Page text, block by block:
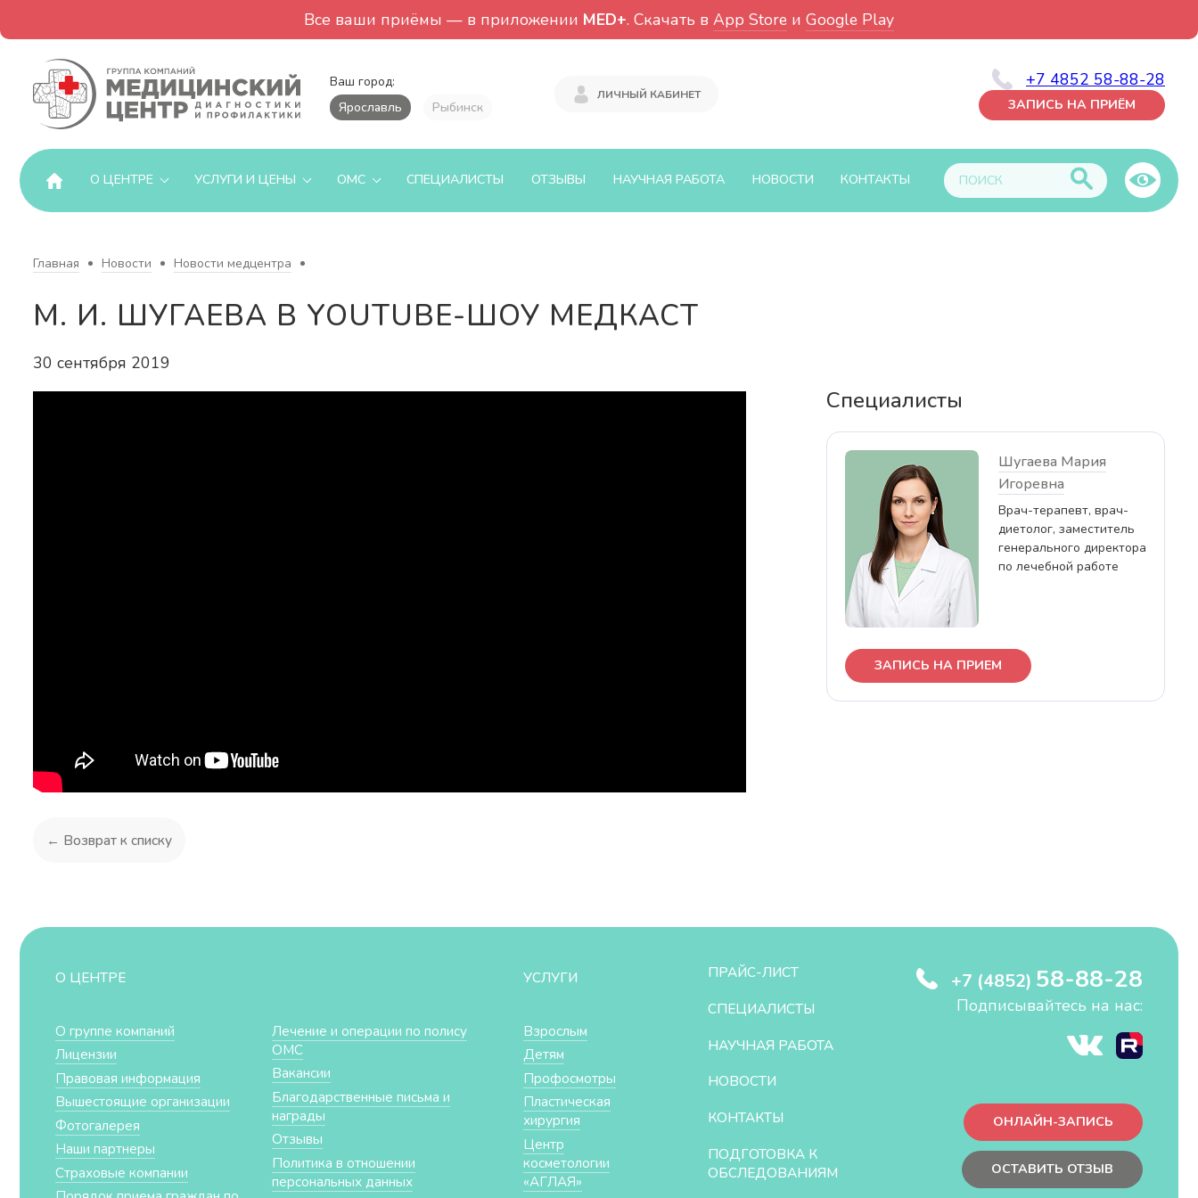
Все ваши приёмы — в приложении MED+. Скачать в App Store и Google Play
Ваш город:
Ярославль
Рыбинск
ЛИЧНЫЙ КАБИНЕТ
+7 4852 58-88-28
ЗАПИСЬ НА ПРИЁМ
О ЦЕНТРЕ УСЛУГИ И ЦЕНЫ ОМС СПЕЦИАЛИСТЫ ОТЗЫВЫ НАУЧНАЯ РАБОТА НОВОСТИ КОНТАКТЫ
Главная Новости Новости медцентра
М. И. ШУГАЕВА В YOUTUBE-ШОУ МЕДКАСТ
30 сентября 2019
Специалисты
Шугаева Мария
Игоревна
Врач-терапевт, врач-
диетолог, заместитель
генерального директора
по лечебной работе
ЗАПИСЬ НА ПРИЕМ
← Возврат к списку
О ЦЕНТРЕ
О группе компаний
Лицензии
Правовая информация
Вышестоящие организации
Фотогалерея
Наши партнеры
Страховые компании
Лечение и операции по полису
ОМС
Вакансии
Благодарственные письма и
награды
Отзывы
Политика в отношении
персональных данных
УСЛУГИ
Взрослым
Детям
Профосмотры
Пластическая
хирургия
Центр
косметологии
«АГЛАЯ»
ПРАЙС-ЛИСТ
СПЕЦИАЛИСТЫ
НАУЧНАЯ РАБОТА
НОВОСТИ
КОНТАКТЫ
ПОДГОТОВКА К
ОБСЛЕДОВАНИЯМ
+7 (4852) 58-88-28
Подписывайтесь на нас:
ОНЛАЙН-ЗАПИСЬ
ОСТАВИТЬ ОТЗЫВ